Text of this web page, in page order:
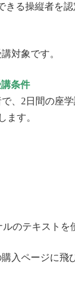
きる操縦者を
対象です。
条件
、2日間の座
ます。
のテキストを
入ページに飛